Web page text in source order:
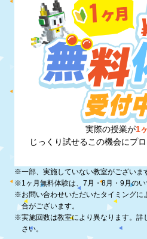
実際の授業が1
じっくり試せるこの機会にプ
※一部、実施していない教室がございま
※1ヶ月無料体験は、7月・8月・9月のい
※お問い合わせいただいたタイミング
合がございます。
※実施回数は教室により異なります。
さい。